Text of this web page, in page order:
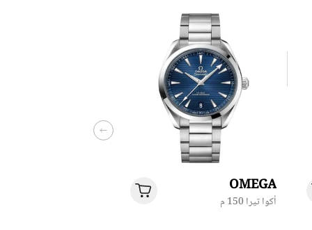
OMEGA
أكوا تيرا 150 م